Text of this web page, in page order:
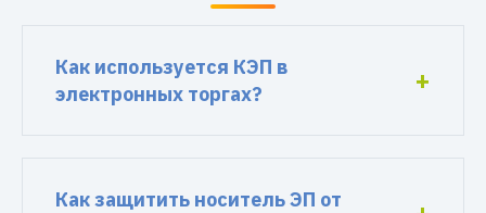
Как используется КЭП в
электронных торгах?
Как защитить носитель ЭП от